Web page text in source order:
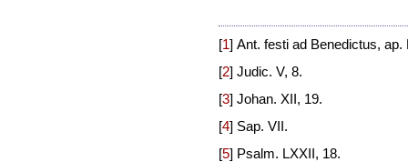
[1] Ant. festi ad Benedictus, ap.
[2] Judic. V, 8.
[3] Johan. XII, 19.
[4] Sap. VII.
[5] Psalm. LXXII, 18.